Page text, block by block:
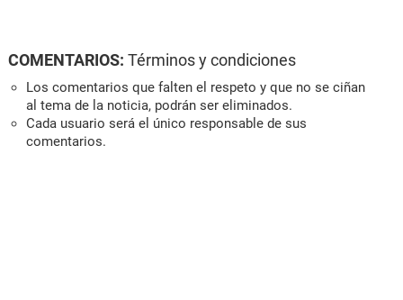
COMENTARIOS: Términos y condiciones
Los comentarios que falten el respeto y que no se ciñan
al tema de la noticia, podrán ser eliminados.
Cada usuario será el único responsable de sus
comentarios.